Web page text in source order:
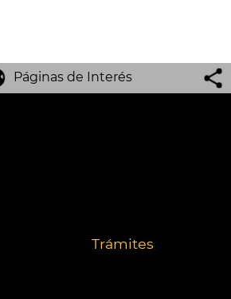
Páginas de Interés
Trámites